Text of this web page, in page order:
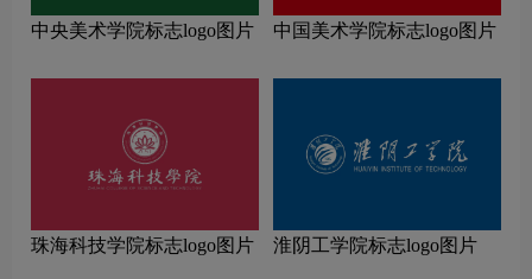
中央美术学院标志logo图片 中国美术学院标志logo图片
珠海科技学院标志logo图片 淮阴工学院标志logo图片